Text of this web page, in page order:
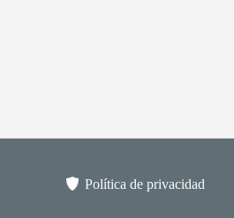
Política de privacidad